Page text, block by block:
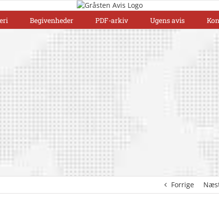
Begivenheder PDF-arkiv Ugens avis
Forrige